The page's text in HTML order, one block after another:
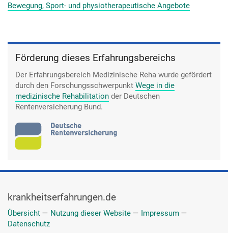
Bewegung, Sport- und physiotherapeutische Angebote
Förderung dieses Erfahrungsbereichs
Der Erfahrungsbereich Medizinische Reha wurde gefördert
durch den Forschungsschwerpunkt Wege in die
medizinische Rehabilitation der Deutschen
Rentenversicherung Bund.
krankheitserfahrungen.de
Übersicht — Nutzung dieser Website — Impressum —
Datenschutz